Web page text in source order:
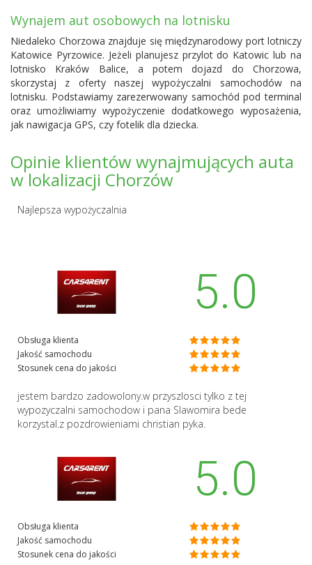
Wynajem aut osobowych na lotnisku
Niedaleko Chorzowa znajduje się międzynarodowy port lotniczy
Katowice Pyrzowice. Jeżeli planujesz przylot do Katowic lub na
lotnisko Kraków Balice, a potem dojazd do Chorzowa,
skorzystaj z oferty naszej wypożyczalni samochodów na
lotnisku. Podstawiamy zarezerwowany samochód pod terminal
oraz umożliwiamy wypożyczenie dodatkowego wyposażenia,
jak nawigacja GPS, czy fotelik dla dziecka.
Opinie klientów wynajmujących auta
w lokalizacji Chorzów
Najlepsza wypożyczalnia
5.0
Obsługa klienta
Jakość samochodu
Stosunek cena do jakości
jestem bardzo zadowolony.w przyszlosci tylko z tej
wypozyczalni samochodow i pana Slawomira bede
korzystal.z pozdrowieniami christian pyka.
5.0
Obsługa klienta
Jakość samochodu
Stosunek cena do jakości